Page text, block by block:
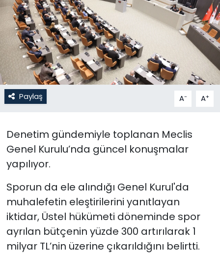
Paylaş A- A+
Denetim gündemiyle toplanan Meclis
Genel Kurulu’nda güncel konuşmalar
yapılıyor.
Sporun da ele alındığı Genel Kurul'da
muhalefetin eleştirilerini yanıtlayan
iktidar, Üstel hükümeti döneminde spor
ayrılan bütçenin yüzde 300 artırılarak 1
milyar TL’nin üzerine çıkarıldığını belirtti.
KKTC YEREL SEÇİM 2018
Kültür Sanat
Magazin
Moda
Otomobil Dünyası
Politika
SAĞLIK
Spor
Teknoloji